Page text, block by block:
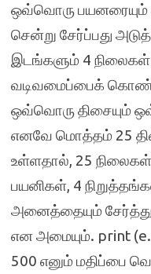
ஒவ்வொரு பயனரையும்
சென்று சேர்ப்பது
இடங்களும் 4
வடிவமைப்பைக் கொண்ட
ஒவ்வொரு திசையும்
எனவே மொத்தம் 25
உள்ளதால், 25 நிலைகள்
பயனிகள், 4
அனைத்தையும் சேர்த்து
என அமையும். print
500 எனும் மதிப்பை